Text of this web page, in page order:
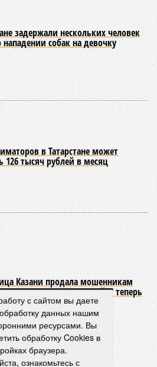
задержали нескольких человек
нападении собак на девочку
в Татарстане может
126 тысяч рублей в месяц
Казани продала мошенникам
вывода средств Долиной и теперь
15 млнс сайтом вы даете
данных нашим
ресурсами. Вы
обработку Cookies в
браузера.
ознакомьтесь с